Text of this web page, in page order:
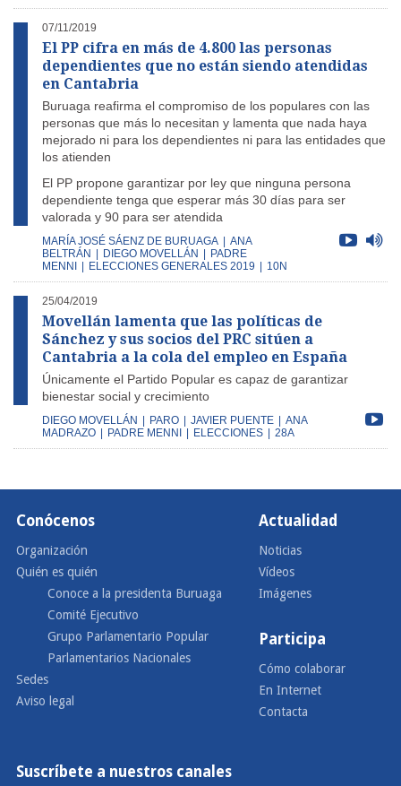
07/11/2019
El PP cifra en más de 4.800 las personas
dependientes que no están siendo atendidas
en Cantabria
Buruaga reafirma el compromiso de los populares con las
personas que más lo necesitan y lamenta que nada haya
mejorado ni para los dependientes ni para las entidades que
los atienden
El PP propone garantizar por ley que ninguna persona
dependiente tenga que esperar más 30 días para ser
valorada y 90 para ser atendida
MARÍA JOSÉ SÁENZ DE BURUAGA
ANA
BELTRÁN
DIEGO MOVELLÁN
PADRE
MENNI
ELECCIONES GENERALES 2019 10N
25/04/2019
Movellán lamenta que las políticas de
Sánchez y sus socios del PRC sitúen a
Cantabria a la cola del empleo en España
Únicamente el Partido Popular es capaz de garantizar
bienestar social y crecimiento
DIEGO MOVELLÁN PARO JAVIER PUENTE
ANA
MADRAZO
PADRE MENNI ELECCIONES 28A
Conócenos
Organización
Quién es quién
Conoce a la presidenta Buruaga
Comité Ejecutivo
Grupo Parlamentario Popular
Parlamentarios Nacionales
Sedes
Aviso legal
Actualidad
Noticias
Vídeos
Imágenes
Participa
Cómo colaborar
En Internet
Contacta
Suscríbete a nuestros canales